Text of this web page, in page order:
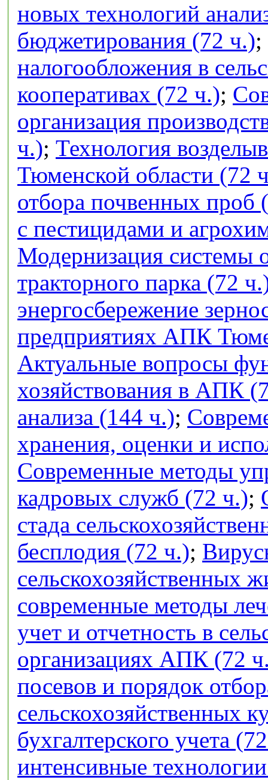
новых технологий
бюджетирования (72 ч.);
налогообложения в
кооперативах (72 ч.);
организация
ч.); Технология
Тюменской области (72
отбора почвенных проб
с пестицидами и
Модернизация системы
тракторного парка (72
энергосбережение
предприятиях АПК
Актуальные вопросы
хозяйствования в АПК
анализа (144 ч.);
хранения, оценки и
Современные методы
кадровых служб (72 ч.);
стада
бесплодия (72 ч.);
сельскохозяйственных
современные методы
учет и отчетность в
организациях АПК (72
посевов и порядок
сельскохозяйственных
бухгалтерского учета
интенсивные